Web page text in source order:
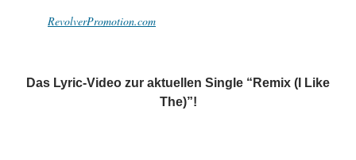
RevolverPromotion.com
Das Lyric-Video zur aktuellen Single “Remix (I Like
The)”!